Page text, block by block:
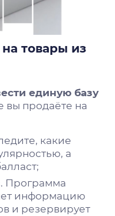
товары из
единую базу
вы продаёте на
какие
а
. Программа
информацию
и резервирует